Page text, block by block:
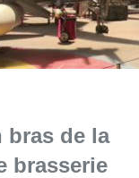
bras de la
brasserie